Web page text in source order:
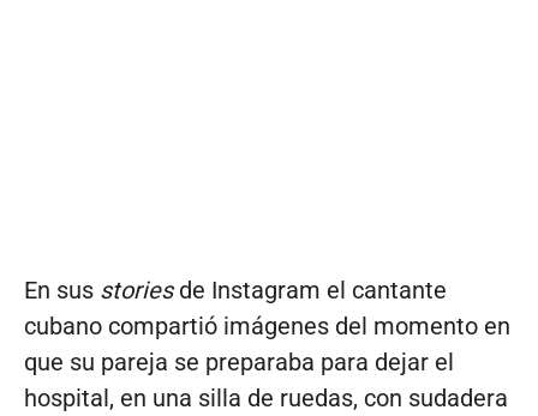
En sus storiesde Instagram el cantante
cubano compartió imágenes del momento en
que su pareja se preparaba para dejar el
hospital, en una silla de ruedas, con sudadera